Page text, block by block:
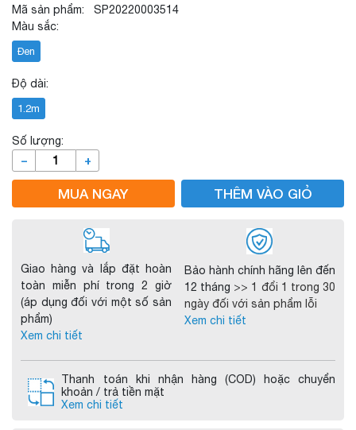
Mã sản phẩm: SP20220003514
Màu sắc:
Đen
Độ dài:
1.2m
Số lượng:
– +
MUA NGAY THÊM VÀO GIỎ
Giao hàng và lắp đặt hoàn
toàn miễn phí trong 2 giờ
(áp dụng đối với một số sản
phẩm)
Xem chi tiết
Bảo hành chính hãng lên đến
12 tháng >> 1 đổi 1 trong 30
ngày đối với sản phẩm lỗi
Xem chi tiết
Thanh toán khi nhận hàng (COD) hoặc chuyển
khoản / trả tiền mặt
Xem chi tiết